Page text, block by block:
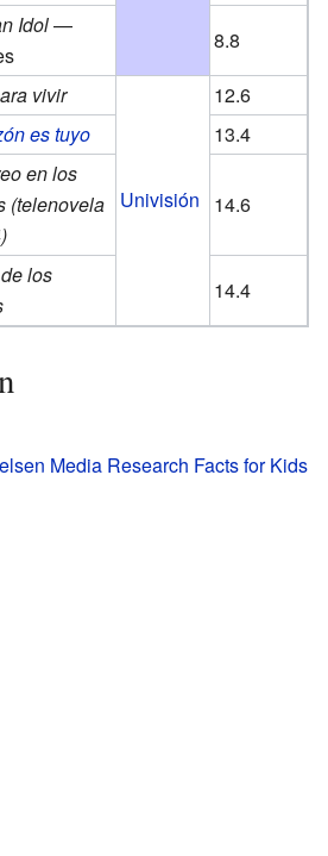
Idol—
8.8
vivir
Univisión
12.6
es tuyo 13.4
en los
(telenovela
14.6
los
14.4
Media Research Facts for Kids